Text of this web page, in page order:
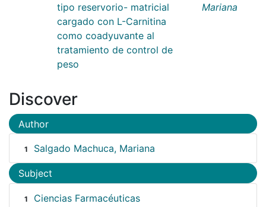
tipo reservorio- matricial
cargado con L-Carnitina
como coadyuvante al
tratamiento de control de
peso
Mariana
Discover
Author
1 Salgado Machuca, Mariana
Subject
1 Ciencias Farmacéuticas